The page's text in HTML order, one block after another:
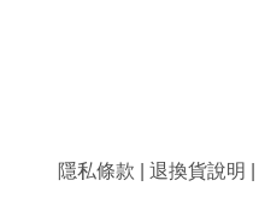
隱私條款 | 退換貨說明 |